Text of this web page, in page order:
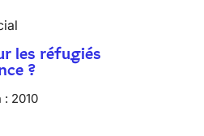
les réfugiés
?
: 2010